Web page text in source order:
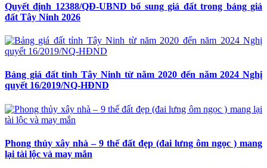
Quyết định 12388/QĐ-UBND bổ sung giá đất trong bảng giá
đất Tây Ninh 2026
Bảng giá đất tỉnh Tây Ninh từ năm 2020 đến năm 2024 Nghị
quyết 16/2019/NQ-HĐND
Phong thủy xây nhà – 9 thế đất đẹp (đai lưng ôm ngọc ) mang
lại tài lộc và may mắn